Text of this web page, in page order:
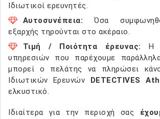
Ιδιωτικοί ερευνητές.
Αυτοσυνέπεια: Όσα
εξαρχής τηρούνται στο ακέραιο.
Τιμή / Ποιότητα έρευνας: Η
υπηρεσιών που παρέχουμε
μπορεί ο πελάτης να πληρώσει
Ιδιωτικών Ερευνών DETECTIVES
ελκυστικό.
Ιδιαίτερα για την περιοχή σας